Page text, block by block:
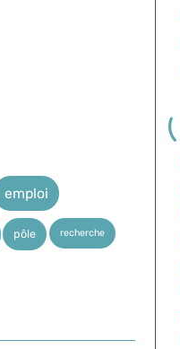
emploi
pôle recherche